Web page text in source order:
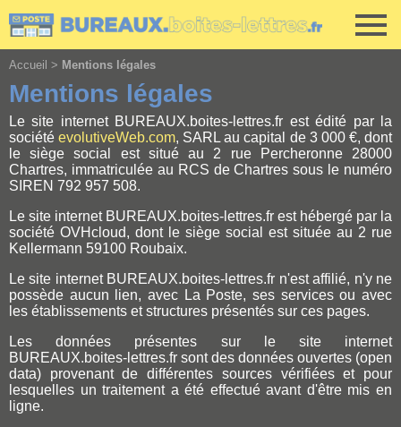
Accueil > Mentions légales
Mentions légales
Le site internet BUREAUX.boites-lettres.fr est édité par la
sociétéevolutiveWeb.com, SARL au capital de 3 000 €, dont
le siège social est situé au 2 rue Percheronne 28000
Chartres, immatriculée au RCS de Chartres sous le numéro
SIREN 792 957 508.
Le site internet BUREAUX.boites-lettres.fr est hébergé par la
société OVHcloud, dont le siège social est située au 2 rue
Kellermann 59100 Roubaix.
Le site internet BUREAUX.boites-lettres.fr n'est affilié, n'y ne
possède aucun lien, avec La Poste, ses services ou avec
les établissements et structures présentés sur ces pages.
Les données présentes sur le site internet
BUREAUX.boites-lettres.fr sont des données ouvertes (open
data) provenant de différentes sources vérifiées et pour
lesquelles un traitement a été effectué avant d'être mis en
ligne.